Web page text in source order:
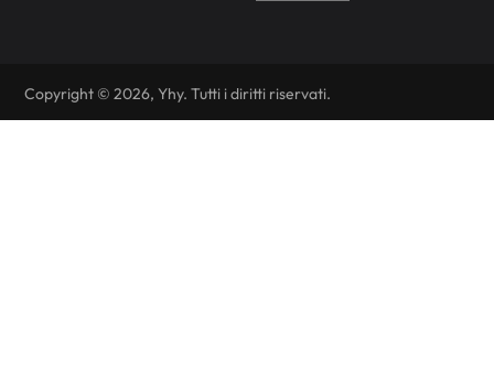
Copyright © 2026, Yhy. Tutti i diritti riservati.